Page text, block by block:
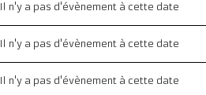
Il n'y a pas d'évènement à cette date
Il n'y a pas d'évènement à cette date
Il n'y a pas d'évènement à cette date